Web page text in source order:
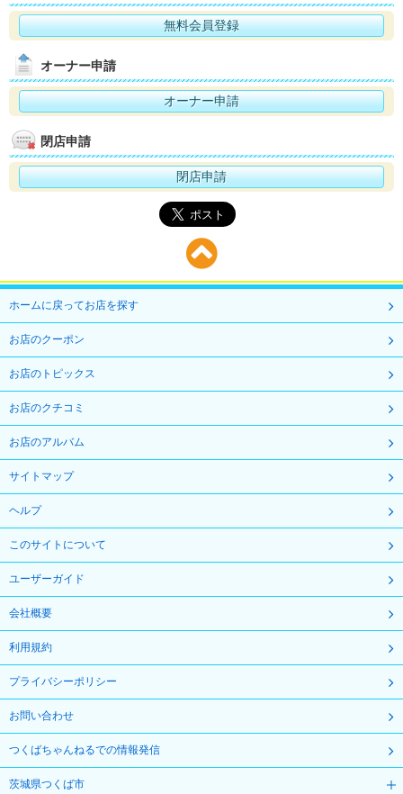
無料会員登録
オーナー申請
オーナー申請
閉店申請
閉店申請
ホームに戻ってお店を探す
お店のクーポン
お店のトピックス
お店のクチコミ
お店のアルバム
サイトマップ
ヘルプ
このサイトについて
ユーザーガイド
会社概要
利用規約
プライバシーポリシー
お問い合わせ
つくばちゃんねるでの情報発信
茨城県つくば市